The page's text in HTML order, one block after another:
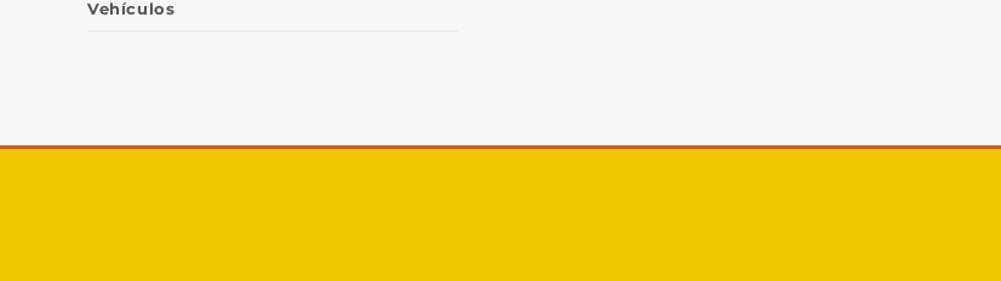
Vehículos